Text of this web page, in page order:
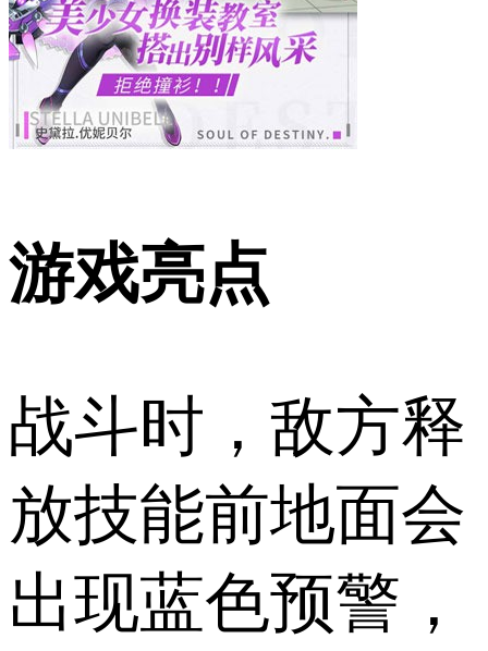
​游戏亮点
战斗时，敌方释
放技能前地面会
出现蓝色预警，